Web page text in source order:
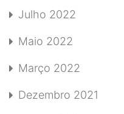
Julho 2022
Maio 2022
Março 2022
Dezembro 2021